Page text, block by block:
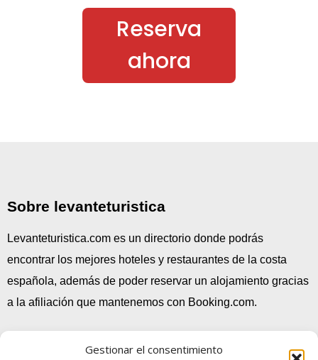
Gestionar el consentimiento
Reserva
ahora
Sobre levanteturistica
Levanteturistica.com es un directorio donde podrás
encontrar los mejores hoteles y restaurantes de la costa
española, además de poder reservar un alojamiento gracias
a la afiliación que mantenemos con Booking.com.